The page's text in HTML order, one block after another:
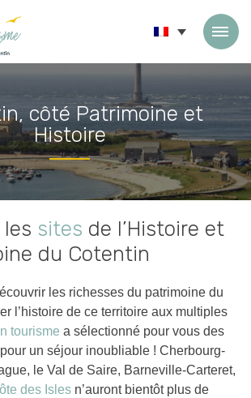
côté Patrimoine et
Histoire
Patrimoine et Histoire
sites de l’Histoire et
du Cotentin
les richesses du patrimoine du
l’histoire de ce territoire aux multiples
tourisme a sélectionné pour vous des
un séjour inoubliable ! Cherbourg-
le Val de Saire, Barneville-Carteret,
des Isles n’auront bientôt plus de